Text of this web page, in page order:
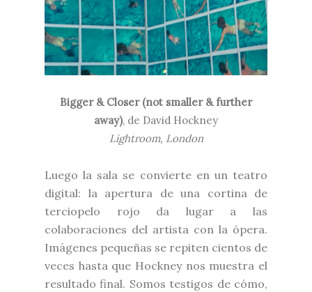
Bigger & Closer (not smaller & further
away), de David Hockney
Lightroom, London
Luego la sala se convierte en un teatro
digital: la apertura de una cortina de
terciopelo rojo da lugar a las
colaboraciones del artista con la ópera.
Imágenes pequeñas se repiten cientos de
veces hasta que Hockney nos muestra el
resultado final. Somos testigos de cómo,